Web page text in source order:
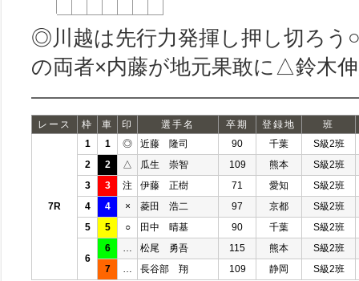
◎川越は先行力発揮し押し切ろう
の両者×内藤が地元果敢に△鈴木
レース 枠 車 印 選手名 卒期 登録地 班
7R
1 1 ◎ 近藤 隆司 90 千葉
S級2班
2
2 △ 瓜生 崇智 109 熊本
S級2班
3
3 注 伊藤 正樹 71 愛知
S級2班
4
4 × 菱田 浩二 97 京都
S級2班
5
5 ○ 田中 晴基 90 千葉 S級2班
6
6 松尾 勇吾 115 熊本
S級2班
7
長谷部 翔 109 静岡 S級2班